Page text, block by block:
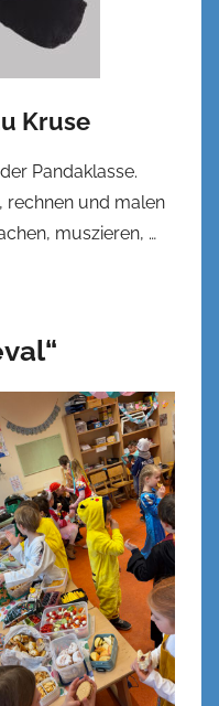
Kruse
Pandaklasse.
rechnen und malen
muszieren, …